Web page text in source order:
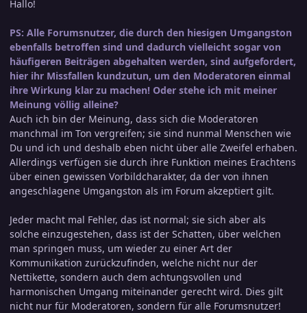
Hallo!
PS: Alle Forumsnutzer, die durch den hiesigen Umgangston
ebenfalls betroffen sind und dadurch vielleicht sogar von
häufigeren Beiträgen abgehalten werden, sind aufgefordert,
hier ihr Missfallen kundzutun, um den Moderatoren einmal
ihre Wirkung klar zu machen! Oder stehe ich mit meiner
Meinung völlig alleine?
Auch ich bin der Meinung, dass sich die Moderatoren
manchmal im Ton vergreifen; sie sind nunmal Menschen wie
Du und ich und deshalb eben nicht über alle Zweifel erhaben.
Allerdings verfügen sie durch ihre Funktion meines Erachtens
über einen gewissen Vorbildcharakter, da der von ihnen
angeschlagene Umgangston als im Forum akzeptiert gilt.
Jeder macht mal Fehler, das ist normal; sie sich aber als
solche einzugestehen, dass ist der Schatten, über welchen
man springen muss, um wieder zu einer Art der
Kommunikation zurückzufinden, welche nicht nur der
Nettikette, sondern auch dem achtungsvollen und
harmonischen Umgang miteinander gerecht wird. Dies gilt
nicht nur für Moderatoren, sondern für alle Forumsnutzer!